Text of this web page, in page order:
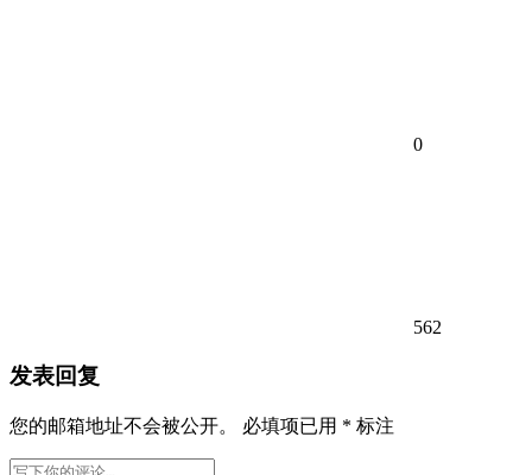
0
562
发表回复
您的邮箱地址不会被公开。 必填项已用 * 标注